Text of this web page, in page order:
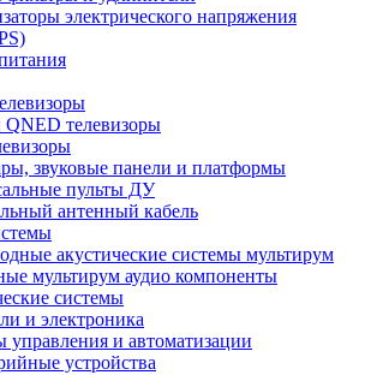
электрического напряжения
телевизоры
звуковые панели и платформы
пульты ДУ
антенный кабель
акустические системы мультирум
мультирум аудио компоненты
системы
и электроника
управления и автоматизации
устройства